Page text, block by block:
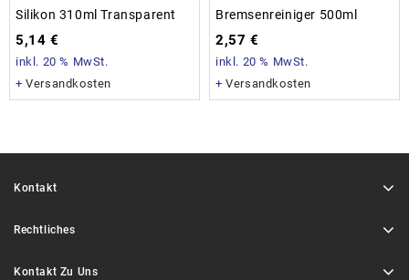
Silikon 310ml Transparent
5,14 €
inkl. 20 % MwSt.
+Versandkosten
Bremsenreiniger 500ml
2,57 €
inkl. 20 % MwSt.
+Versandkosten
Kontakt
Rechtliches
Kontakt Zu Uns